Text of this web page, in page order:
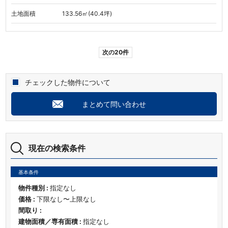
現在の検索条件
基本条件
物件種別 : 指定なし
価格 : 下限なし〜上限なし
間取り :
建物面積／専有面積 : 指定なし
土地面積 133.56㎡(40.4坪)
次の20件
チェックした物件について
まとめて問い合わせ